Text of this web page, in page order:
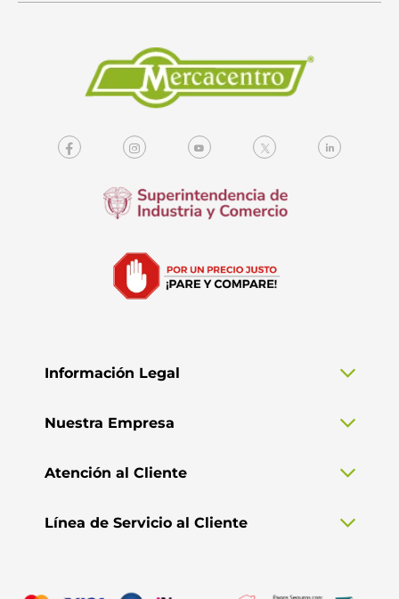
Información Legal
Nuestra Empresa
Atención al Cliente
Línea de Servicio al Cliente